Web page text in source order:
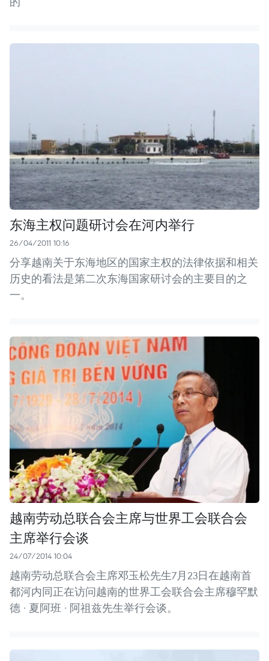
东海主权问题研讨会在河内举行
26/04/2011 10:16
分享越南关于东海地区的国家主权的法律依据和相关
历史的看法是第二次东海国家研讨会的主要目的之
一。
越南劳动总联合会主席与世界工会联合会
主席举行会谈
24/07/2014 10:04
越南劳动总联合会主席邓玉松先生7月23日在越南首
都河内同正在访问越南的世界工会联合会主席穆罕默
德 · 夏阿班 · 阿祖兹先生举行会谈。